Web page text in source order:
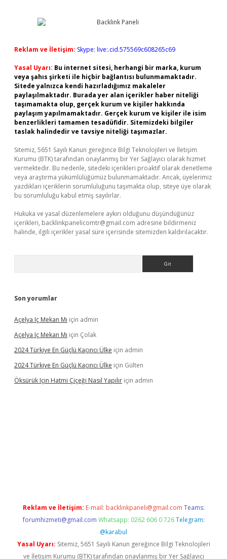
Reklam ve İletişim: Skype: live:.cid.575569c608265c69
Yasal Uyarı: Bu internet sitesi, herhangi bir marka, kurum
veya şahıs şirketi ile hiçbir bağlantısı bulunmamaktadır.
Sitede yalnızca kendi hazırladığımız makaleler
paylaşılmaktadır. Burada yer alan içerikler haber niteliği
taşımamakta olup, gerçek kurum ve kişiler hakkında
paylaşım yapılmamaktadır. Gerçek kurum ve kişiler ile isim
benzerlikleri tamamen tesadüfidir. Sitemizdeki bilgiler
taslak halindedir ve tavsiye niteliği taşımazlar.
Sitemiz, 5651 Sayılı Kanun gereğince Bilgi Teknolojileri ve İletişim
Kurumu (BTK) tarafından onaylanmış bir Yer Sağlayıcı olarak hizmet
vermektedir. Bu nedenle, sitedeki içerikleri proaktif olarak denetleme
veya araştırma yükümlülüğümüz bulunmamaktadır. Ancak, üyelerimiz
yazdıkları içeriklerin sorumluluğunu taşımakta olup, siteye üye olarak
bu sorumluluğu kabul etmiş sayılırlar.
Hukuka ve yasal düzenlemelere aykırı olduğunu düşündüğünüz
içerikleri, backlinkpanelicomtr@gmail.com adresine bildirmeniz
halinde, ilgili içerikler yasal süre içerisinde sitemizden kaldırılacaktır.
Son yorumlar
Açelya Iç Mekan Mı için admin
Açelya Iç Mekan Mı için Çolak
2024 Türkiye En Güçlü Kaçıncı Ülke için admin
2024 Türkiye En Güçlü Kaçıncı Ülke için Gülten
Öksürük Için Hatmi Çiçeği Nasıl Yapılır için admin
Reklam ve İletişim: E-mail: backlinkpaneli@gmail.com Teams:
forumhizmeti@gmail.com Whatsapp: 0262 606 0 726 Telegram:
@karabul
Yasal Uyarı: Sitemiz, 5651 Sayılı Kanun gereğince Bilgi Teknolojileri
ve İletişim Kurumu (BTK) tarafından onaylanmış bir Yer Sağlayıcı